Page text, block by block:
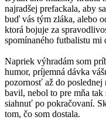
najradšej prefackala, aby
buď vás tým zláka, alebo
ktorá bojuje za
spomínaného futbalistu mi
Napriek výhradám som
humor, príjemná dávka
pozornosť až do
bavil, nebol to pre mňa
siahnuť po pokračovaní.
tom, čo som dostala.